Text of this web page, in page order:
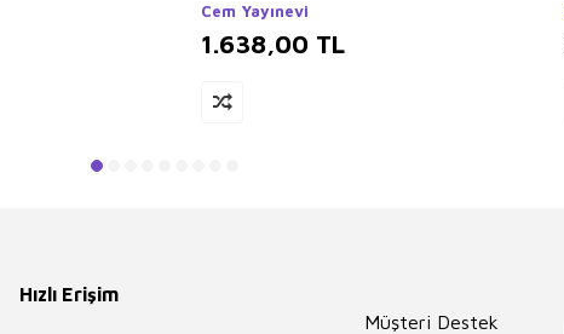
Cem Yayınevi
1.638,00 TL
Hızlı Erişim
Müşteri Destek